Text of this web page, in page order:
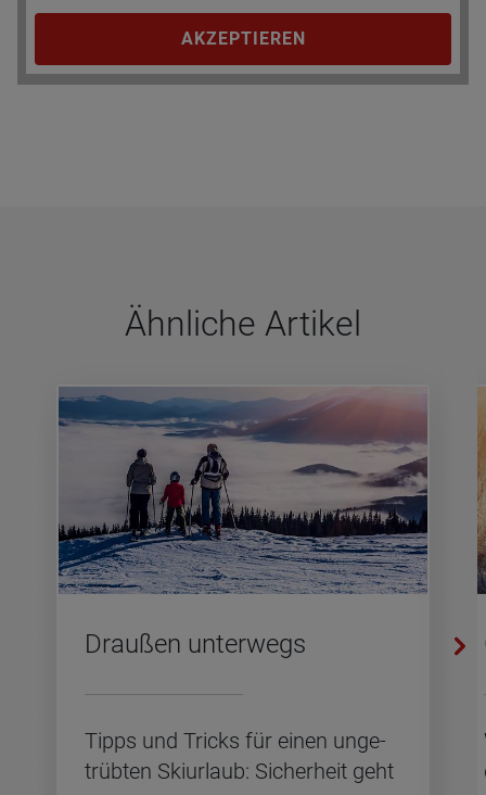
AKZEPTIEREN
Ähn­li­che Arti­kel
Drau­ßen un­ter­wegs
Tipps und Tricks für einen un­ge­
trüb­ten Ski­ur­laub: Si­cher­heit geht